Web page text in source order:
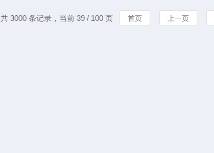
共 3000 条记录，当前 39 / 100 页 首页 上一页